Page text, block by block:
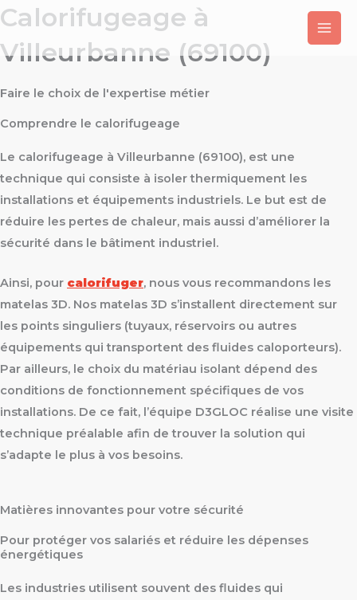
Aller
au
contenu
Calorifugeage à
Villeurbanne (69100)
Faire le choix de l'expertise métier
Comprendre le calorifugeage
Le calorifugeage à Villeurbanne (69100), est une
technique qui consiste à isoler thermiquement les
installations et équipements industriels. Le but est de
réduire les pertes de chaleur, mais aussi d’améliorer la
sécurité dans le bâtiment industriel.
Ainsi, pour calorifuger, nous vous recommandons les
matelas 3D. Nos matelas 3D s’installent directement sur
les points singuliers (tuyaux, réservoirs ou autres
équipements qui transportent des fluides caloporteurs).
Par ailleurs, le choix du matériau isolant dépend des
conditions de fonctionnement spécifiques de vos
installations. De ce fait, l’équipe D3GLOC réalise une visite
technique préalable afin de trouver la solution qui
s’adapte le plus à vos besoins.
Matières innovantes pour votre sécurité
Pour protéger vos salariés et réduire les dépenses
énergétiques
Les industries utilisent souvent des fluides qui